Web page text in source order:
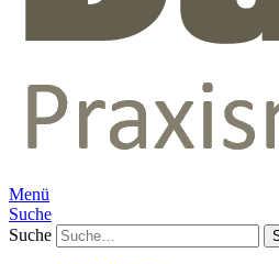
Menü
Suche
Suche